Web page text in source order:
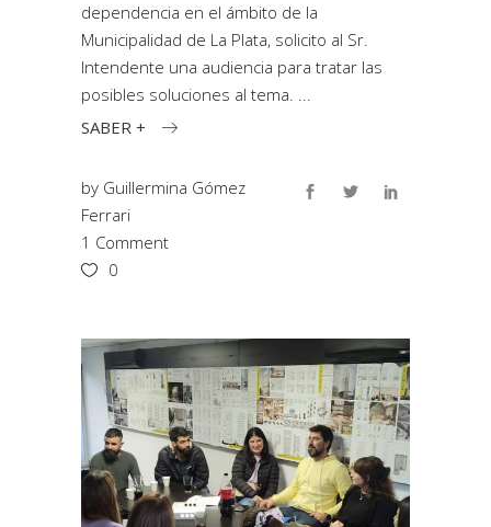
dependencia en el ámbito de la
Municipalidad de La Plata, solicito al Sr.
Intendente una audiencia para tratar las
posibles soluciones al tema.
SABER +
by Guillermina Gómez
Ferrari
1 Comment
0